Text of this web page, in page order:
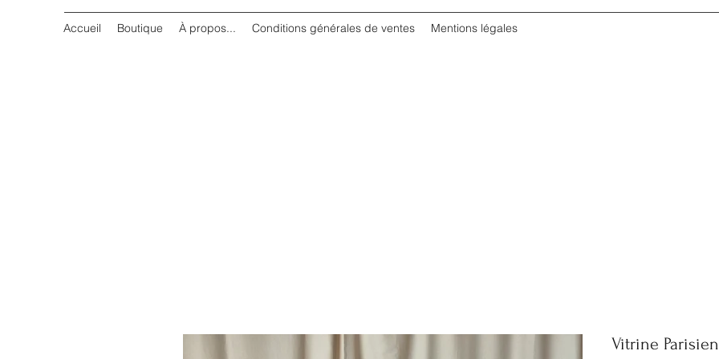
Accueil Boutique À propos... Conditions générales de ventes Mentions légales
Vitrine